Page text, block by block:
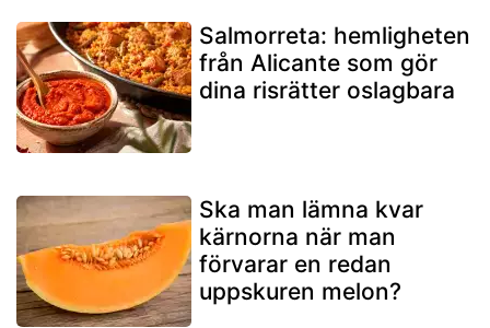
Salmorreta: hemligheten
från Alicante som gör
dina risrätter oslagbara
Ska man lämna kvar
kärnorna när man
förvarar en redan
uppskuren melon?